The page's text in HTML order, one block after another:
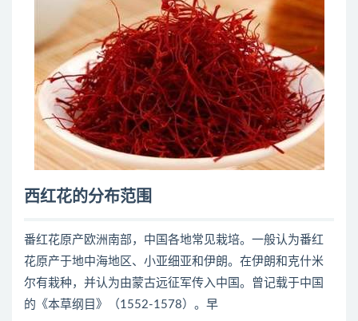
西红花的分布范围
番红花原产欧洲南部，中国各地常见栽培。一般认为番红
花原产于地中海地区、小亚细亚和伊朗。在伊朗和克什米
尔有栽种，并认为由蒙古远征军传入中国。曾记载于中国
的《本草纲目》（1552-1578）。早